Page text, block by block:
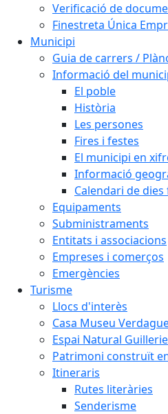
Verificació de
Finestreta Única
Municipi
Guia de carrers /
Informació del
El poble
Història
Les persones
Fires i festes
El municipi en
Informació
Calendari de dies
Equipaments
Subministraments
Entitats i associacions
Empreses i comerços
Emergències
Turisme
Llocs d'interès
Casa Museu
Espai Natural
Patrimoni construït
Itineraris
Rutes literàries
Senderisme